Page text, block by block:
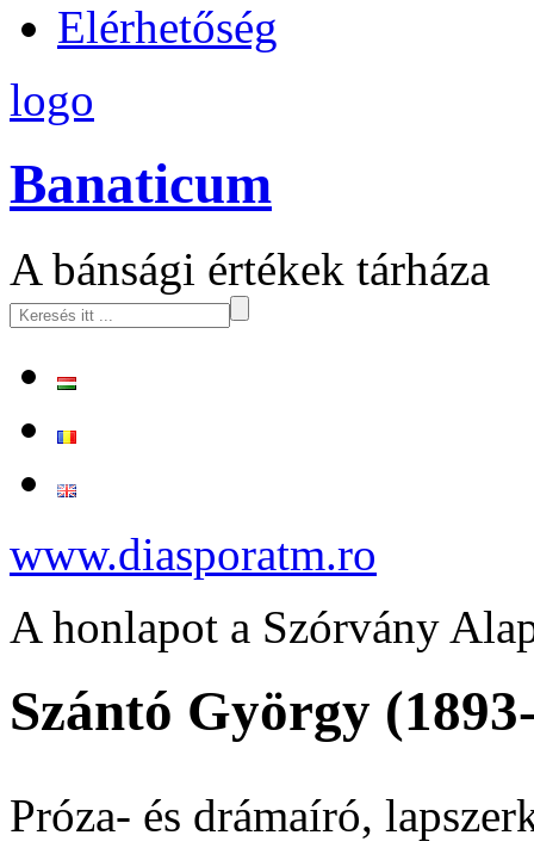
Elérhetőség
logo
Banaticum
A bánsági értékek tárháza
www.diasporatm.ro
A honlapot a Szórvány
Szántó György
Próza- és drámaíró,